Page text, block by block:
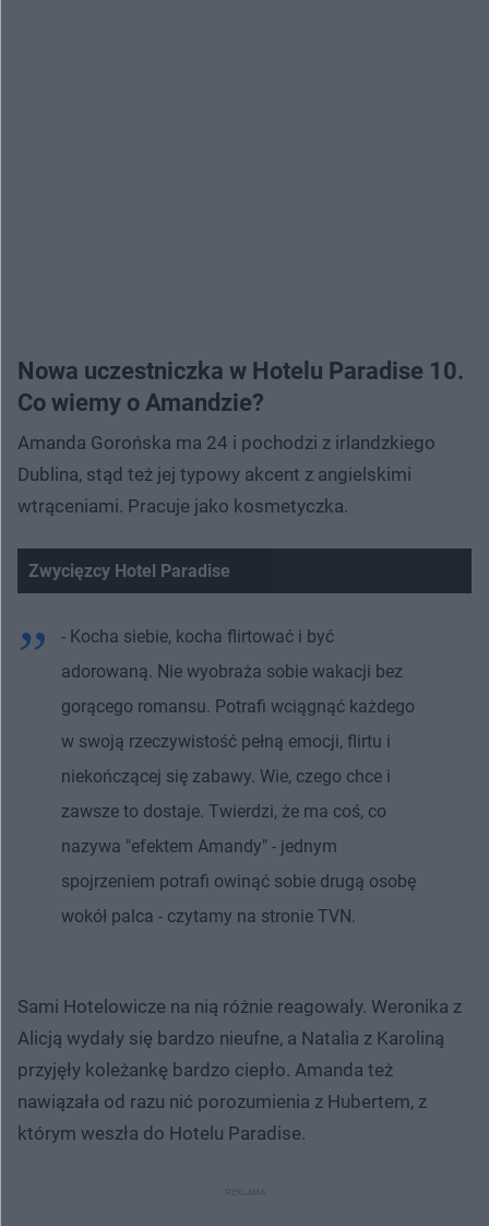
Nowa uczestniczka w Hotelu Paradise 10.
Co wiemy o Amandzie?
Amanda Gorońska ma 24 i pochodzi z irlandzkiego
Dublina, stąd też jej typowy akcent z angielskimi
wtrąceniami. Pracuje jako kosmetyczka.
Zwycięzcy Hotel Paradise
- Kocha siebie, kocha flirtować i być
adorowaną. Nie wyobraża sobie wakacji bez
gorącego romansu. Potrafi wciągnąć każdego
w swoją rzeczywistość pełną emocji, flirtu i
niekończącej się zabawy. Wie, czego chce i
zawsze to dostaje. Twierdzi, że ma coś, co
nazywa "efektem Amandy" - jednym
spojrzeniem potrafi owinąć sobie drugą osobę
wokół palca - czytamy na stronie TVN.
Sami Hotelowicze na nią różnie reagowały. Weronika z
Alicją wydały się bardzo nieufne, a Natalia z Karoliną
przyjęły koleżankę bardzo ciepło. Amanda też
nawiązała od razu nić porozumienia z Hubertem, z
którym weszła do Hotelu Paradise.